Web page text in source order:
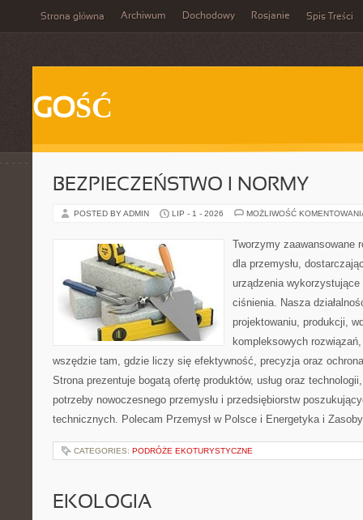
Strona główna Archiwum Dochodowy Rosjanie Spis Treści
GOŚĆ
BEZPIECZEŃSTWO I NORMY
POSTED BY ADMIN LIP - 1 - 2026 MOŻLIWOŚĆ
Tworzymy zaawansowane
dla przemysłu,
urządzenia
ciśnienia. Nasza
projektowaniu, produkcji,
kompleksowych
wszędzie tam, gdzie liczy się efektywność, precyzja oraz
Strona prezentuje bogatą ofertę produktów, usług oraz
potrzeby nowoczesnego przemysłu i przedsiębiorstw
technicznych. Polecam Przemysł w Polsce i Energetyka i
CATEGORIES: PODRÓŻE EKOTURYSTYCZNE
EKOLOGIA